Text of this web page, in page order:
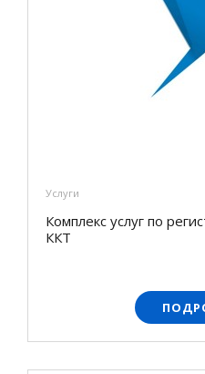
Услуги
Комплекс услуг по
ККТ